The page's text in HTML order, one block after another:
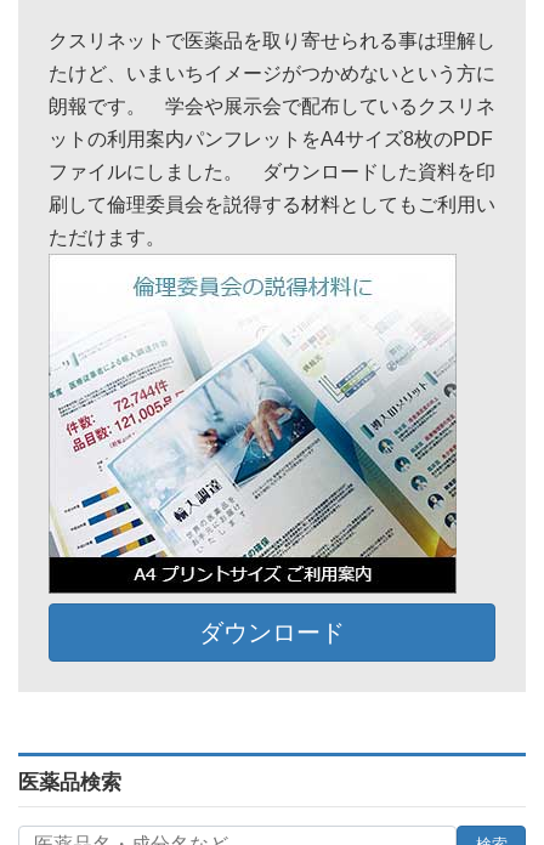
クスリネットで医薬品を取り寄せられる事は理解し
たけど、いまいちイメージがつかめないという方に
朗報です。 学会や展示会で配布しているクスリネ
ットの利用案内パンフレットをA4サイズ8枚のPDF
ファイルにしました。 ダウンロードした資料を印
刷して倫理委員会を説得する材料としてもご利用い
ただけます。
ダウンロード
医薬品検索